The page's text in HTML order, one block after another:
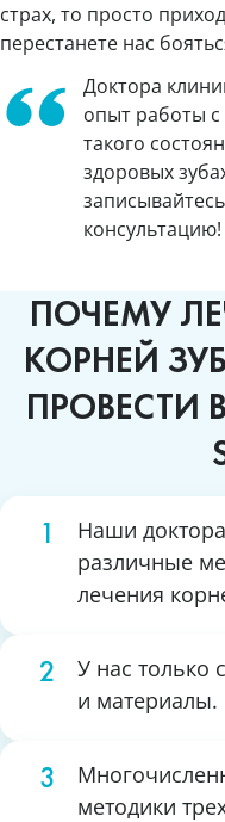
страх, то просто
перестанете нас
Доктора
опыт работы
такого
здоровых
консультацию!
ПОЧЕМУ
КОРНЕЙ
ПРОВЕСТИ
Наши
различные
лечения
У нас только
и материалы.
методики